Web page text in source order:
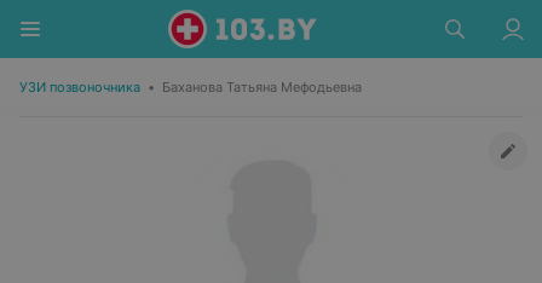
УЗИ позвоночника • Баханова Татьяна Мефодьевна